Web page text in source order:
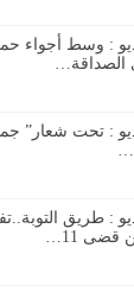
: وسط أجواء
الصداقة…
: تحت شعار”
: طريق
11…